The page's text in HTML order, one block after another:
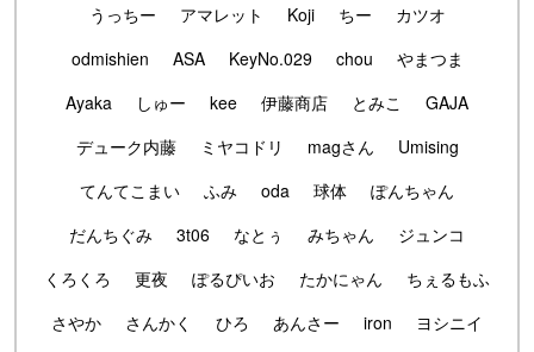
うっちー アマレット Koji ちー
カツオ
odmishien
ASA KeyNo.029 chou
やまつま
Ayaka
しゅー kee 伊藤商店 とみこ
GAJA
デューク内藤
ミヤコドリ magさん
Umising
てんてこまい
ふみ oda 球体
ぽんちゃん
だんちぐみ
3t06 なとぅ みちゃん
ジュンコ
くろくろ
更夜 ぽるぴいお たかにゃん
ちぇるもふ
さやか
さんかく ひろ あんさー iron
ヨシニイ